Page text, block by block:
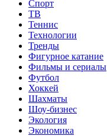
Спорт
ТВ
Теннис
Технологии
Тренды
Фигурное катание
Фильмы и сериалы
Футбол
Хоккей
Шахматы
Шоу-бизнес
Экология
Экономика